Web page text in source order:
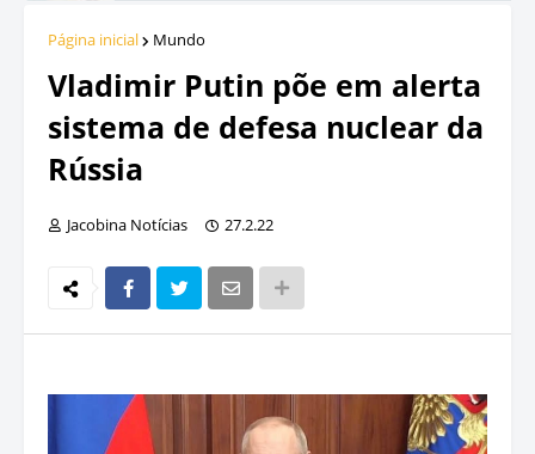
Página inicial Mundo
Vladimir Putin põe em alerta
sistema de defesa nuclear da
Rússia
Jacobina Notícias 27.2.22